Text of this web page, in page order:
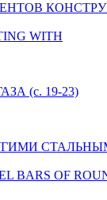
WITH
(c. 19-23)
BARS OF